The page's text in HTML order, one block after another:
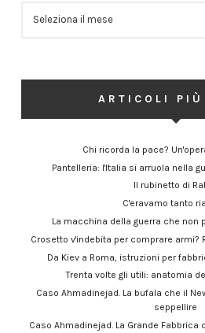
ARTICOLI PIÙ
Chi ricorda la pace?
Pantelleria: l'Italia si arruola nella
Il rubinetto di
C'eravamo tanto
La macchina della guerra che non
Crosetto v'indebita per comprare armi?
Da Kiev a Roma, istruzioni per
Trenta volte gli utili: anatomia
Caso Ahmadinejad. La bufala che il
seppellire
Caso Ahmadinejad. La Grande Fabbrica